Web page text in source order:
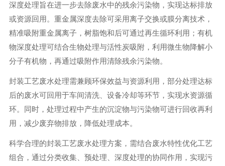
深度处理旨在进一步去除废水中的残余污染物，实现达标排放
或资源回用。重金属深度去除可采用离子交换或膜分离技术，
精准吸附重金属离子，树脂饱和后可通过再生循环利用；有机
物深度处理可结合生物处理与活性炭吸附，利用微生物降解小
分子有机物，再通过吸附作用清除残余污染物。
封装工艺废水处理需兼顾环保效益与资源利用，部分处理达标
后的废水可回用于车间清洗、设备冷却等环节，实现水资源循
环。同时，处理过程中产生的沉淀物与污染物可进行回收再利
用，减少废弃物排放，降低处理成本。
科学合理的封装工艺废水处理方案，需结合废水特性优化工艺
组合，通过分类收集、预处理、深度处理的协同作用，实现污